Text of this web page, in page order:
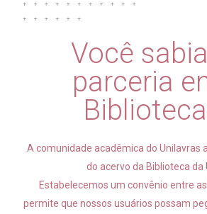
Você
parceria
A comunidade acadêmica do Unilavras
do acervo da Biblioteca da
Estabelecemos um convênio entre
permite que nossos usuários possam